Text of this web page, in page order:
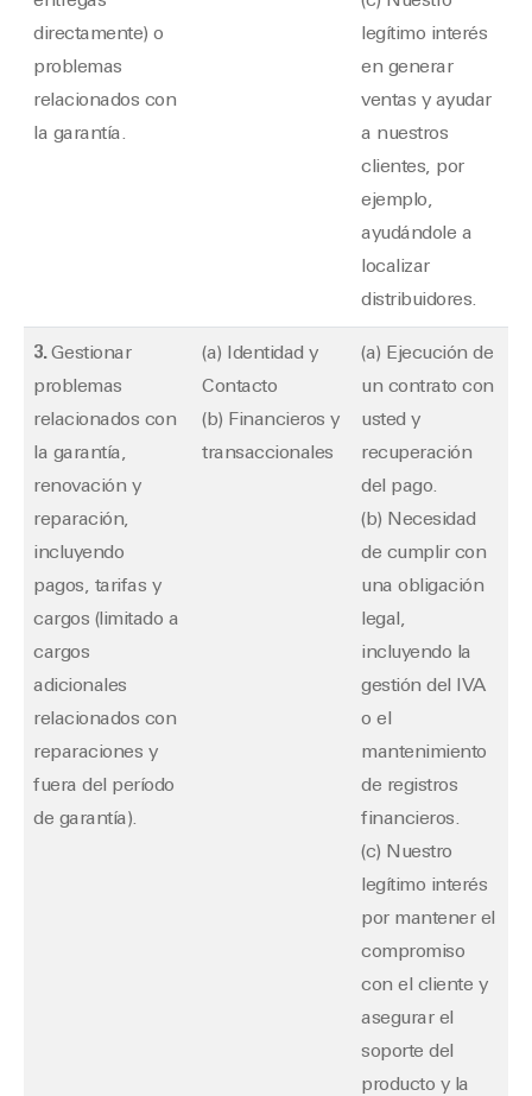
directamente) o
problemas
relacionados con
la garantía.
legítimo interés
en generar
ventas y ayudar
a nuestros
clientes, por
ejemplo,
ayudándole a
localizar
distribuidores.
3.Gestionar
problemas
relacionados con
la garantía,
renovación y
reparación,
incluyendo
pagos, tarifas y
cargos (limitado a
cargos
adicionales
relacionados con
reparaciones y
fuera del período
de garantía).
(a) Identidad y
Contacto
(b) Financieros y
transaccionales
(a) Ejecución de
un contrato con
usted y
recuperación
del pago.
(b) Necesidad
de cumplir con
una obligación
legal,
incluyendo la
gestión del IVA
o el
mantenimiento
de registros
financieros.
(c) Nuestro
legítimo interés
por mantener el
compromiso
con el cliente y
asegurar el
soporte del
producto y la